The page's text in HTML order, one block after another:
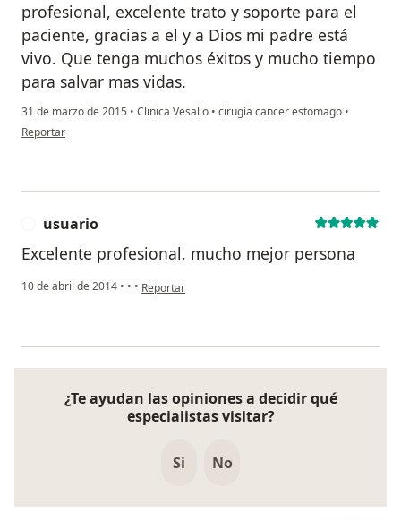
profesional, excelente trato y soporte para el
paciente, gracias a el y a Dios mi padre está
vivo. Que tenga muchos éxitos y mucho tiempo
para salvar mas vidas.
31 de marzo de 2015 • Clinica Vesalio • cirugía cancer estomago •
en opinión del usuario usuario
Reportar
usuario
Excelente profesional, mucho mejor persona
10 de abril de 2014 • • • en opinión del usuario usuario
Reportar
¿Te ayudan las opiniones a decidir qué
especialistas visitar?
Si No